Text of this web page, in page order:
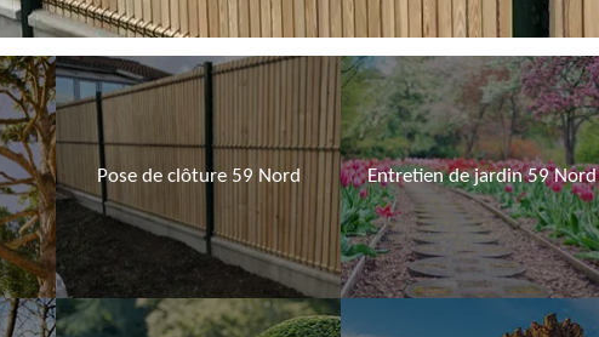
Pose de clôture 59 Nord Entretien de jardin 59 Nord